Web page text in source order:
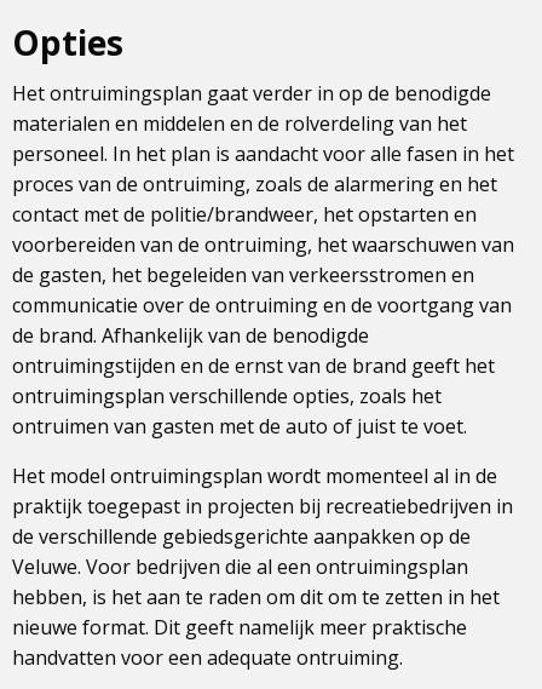
Opties
Het ontruimingsplan gaat verder in op de benodigde
materialen en middelen en de rolverdeling van het
personeel. In het plan is aandacht voor alle fasen in het
proces van de ontruiming, zoals de alarmering en het
contact met de politie/brandweer, het opstarten en
voorbereiden van de ontruiming, het waarschuwen van
de gasten, het begeleiden van verkeersstromen en
communicatie over de ontruiming en de voortgang van
de brand. Afhankelijk van de benodigde
ontruimingstijden en de ernst van de brand geeft het
ontruimingsplan verschillende opties, zoals het
ontruimen van gasten met de auto of juist te voet.
Het model ontruimingsplan wordt momenteel al in de
praktijk toegepast in projecten bij recreatiebedrijven in
de verschillende gebiedsgerichte aanpakken op de
Veluwe. Voor bedrijven die al een ontruimingsplan
hebben, is het aan te raden om dit om te zetten in het
nieuwe format. Dit geeft namelijk meer praktische
handvatten voor een adequate ontruiming.